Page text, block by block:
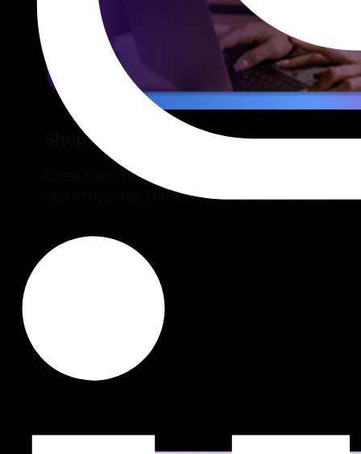
Shopify
Crea tiendas en línea intuitivas,
optimizadas para ventas y robustas.